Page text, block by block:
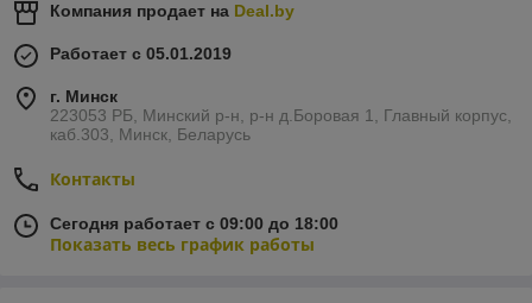
Компания продает на Deal.by
Работает с 05.01.2019
г. Минск
223053 РБ, Минский р-н, р-н д.Боровая 1, Главный корпус,
каб.303, Минск, Беларусь
Контакты
Сегодня работает с 09:00 до 18:00
Показать весь график работы